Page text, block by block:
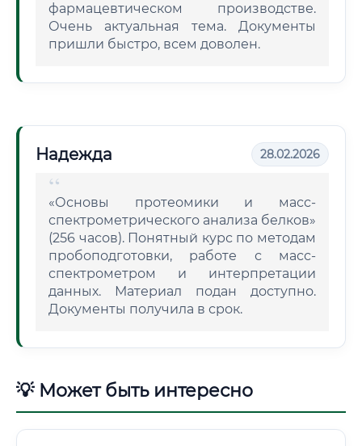
фармацевтическом производстве.
Очень актуальная тема. Документы
пришли быстро, всем доволен.
Надежда 28.02.2026
«Основы протеомики и масс-
спектрометрического анализа белков»
(256 часов). Понятный курс по методам
пробоподготовки, работе с масс-
спектрометром и интерпретации
данных. Материал подан доступно.
Документы получила в срок.
💡 Может быть интересно